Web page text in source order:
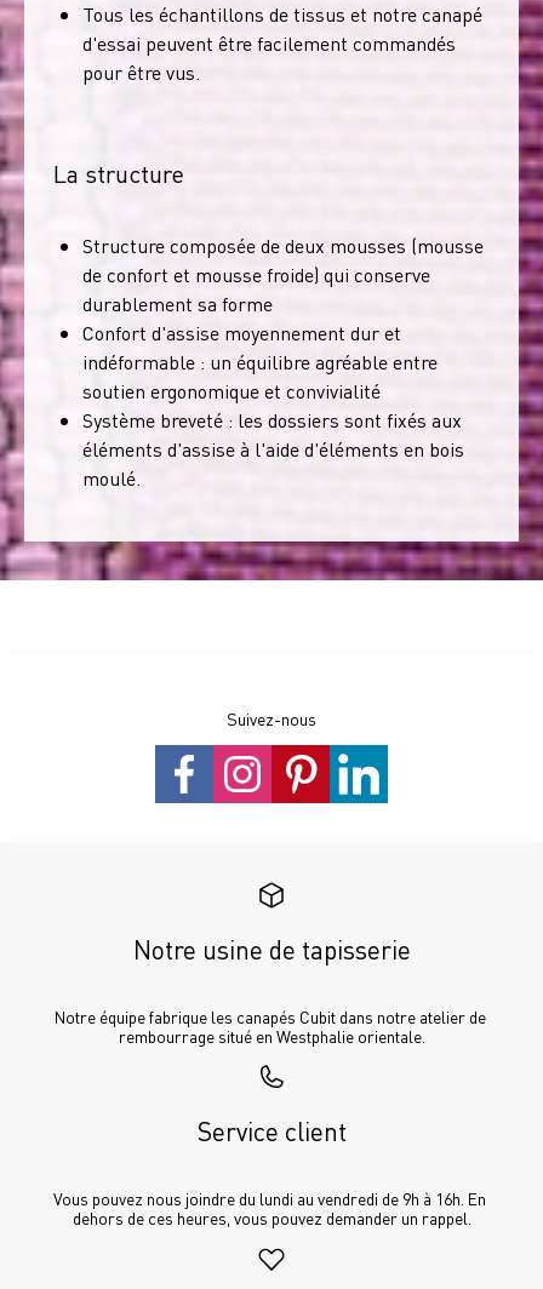
Tous les échantillons de tissus et notre canapé
d'essai peuvent être facilement commandés
pour être vus.
La structure
Structure composée de deux mousses (mousse
de confort et mousse froide) qui conserve
durablement sa forme
Confort d'assise moyennement dur et
indéformable : un équilibre agréable entre
soutien ergonomique et convivialité
Système breveté : les dossiers sont fixés aux
éléments d'assise à l'aide d'éléments en bois
moulé.
Suivez-nous
Notre usine de tapisserie
Notre équipe fabrique les canapés Cubit dans notre atelier de
rembourrage situé en Westphalie orientale.
Service client
Vous pouvez nous joindre du lundi au vendredi de 9h à 16h. En
dehors de ces heures, vous pouvez demander un rappel.